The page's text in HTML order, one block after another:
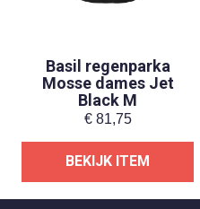
Basil regenparka
Mosse dames Jet
Black M
€81,75
BEKIJK ITEM